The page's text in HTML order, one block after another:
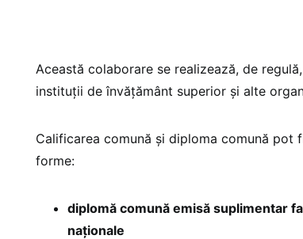
Această colaborare se realizează, de
instituții de învățământ superior și alte
Calificarea comună și diploma comună pot
forme:
diplomă comună emisă suplimentar
naționale